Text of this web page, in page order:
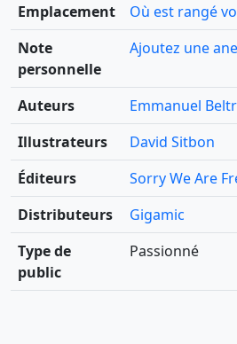
Emplacement
Où est rangé
Note
personnelle
Ajoutez une
Auteurs
Emmanuel
Illustrateurs
David Sitbon
Éditeurs
Sorry We Are
Distributeurs
Gigamic
Type de
public
Passionné